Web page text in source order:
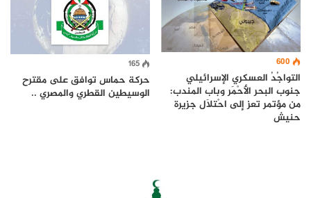
600
التواجُدُ العسكري الإسرائيلي
جنوب البحر الأَحْمَر وباب المندب:
من مؤتمر تعز إلى احْتلَال جزيرة
حنيش
165
حركة حماس توافق على مقترح
الوسيطين القطري والمصري ..